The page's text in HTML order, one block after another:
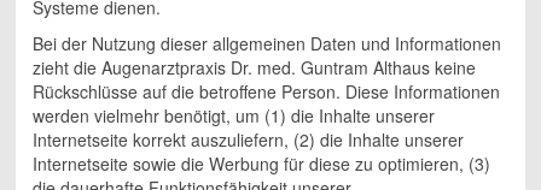
Systeme dienen.
Bei der Nutzung dieser allgemeinen Daten und Informationen
zieht die Augenarztpraxis Dr. med. Guntram Althaus keine
Rückschlüsse auf die betroffene Person. Diese Informationen
werden vielmehr benötigt, um (1) die Inhalte unserer
Internetseite korrekt auszuliefern, (2) die Inhalte unserer
Internetseite sowie die Werbung für diese zu optimieren, (3)